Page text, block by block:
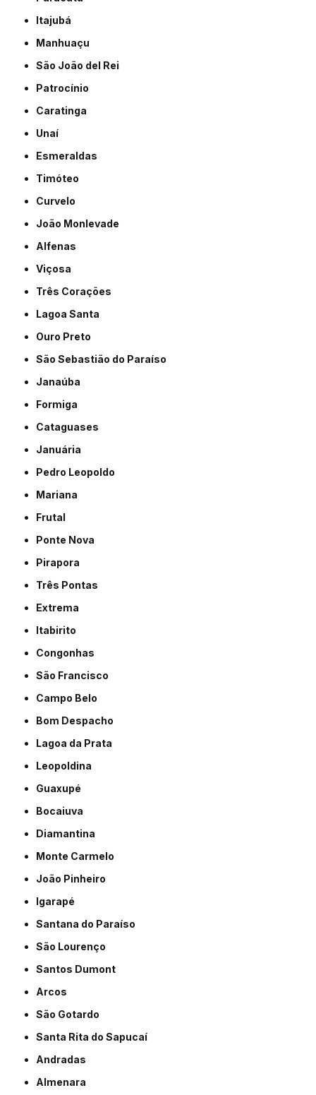
Itajubá
Manhuaçu
São João del Rei
Patrocínio
Caratinga
Unaí
Esmeraldas
Timóteo
Curvelo
João Monlevade
Alfenas
Viçosa
Três Corações
Lagoa Santa
Ouro Preto
São Sebastião do Paraíso
Janaúba
Formiga
Cataguases
Januária
Pedro Leopoldo
Mariana
Frutal
Ponte Nova
Pirapora
Três Pontas
Extrema
Itabirito
Congonhas
São Francisco
Campo Belo
Bom Despacho
Lagoa da Prata
Leopoldina
Guaxupé
Bocaiuva
Diamantina
Monte Carmelo
João Pinheiro
Igarapé
Santana do Paraíso
São Lourenço
Santos Dumont
Arcos
São Gotardo
Santa Rita do Sapucaí
Andradas
Almenara